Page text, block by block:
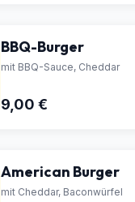
BBQ-Burger
mit BBQ-Sauce, Cheddar
9,00 €
American Burger
mit Cheddar, Baconwürfel